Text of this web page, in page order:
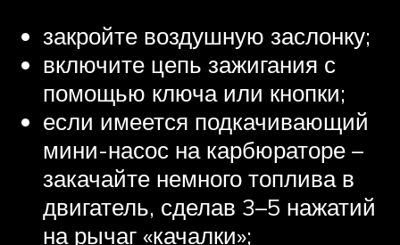
закройте воздушную заслонку;
включите цепь зажигания с
помощью ключа или кнопки;
если имеется подкачивающий
мини-насос на карбюраторе –
закачайте немного топлива в
двигатель, сделав 3–5 нажатий
на рычаг «качалки»;